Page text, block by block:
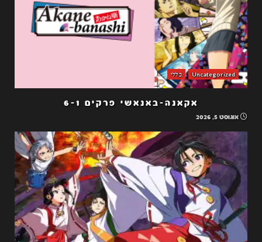
Uncategorized כללי
אקאנה-באנאשי פרקים 6-1
אוגוסט 5, 2026